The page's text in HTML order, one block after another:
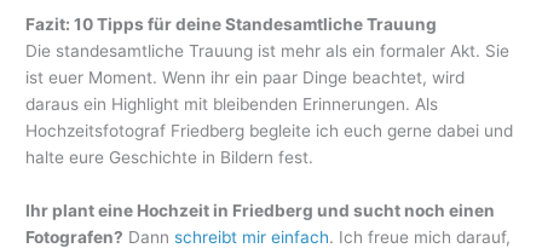
Fazit: 10 Tipps für deine Standesamtliche Trauung
Die standesamtliche Trauung ist mehr als ein formaler Akt. Sie
ist euer Moment. Wenn ihr ein paar Dinge beachtet, wird
daraus ein Highlight mit bleibenden Erinnerungen. Als
Hochzeitsfotograf Friedberg begleite ich euch gerne dabei und
halte eure Geschichte in Bildern fest.
Ihr plant eine Hochzeit in Friedberg und sucht noch einen
Fotografen? Dann schreibt mir einfach. Ich freue mich darauf,